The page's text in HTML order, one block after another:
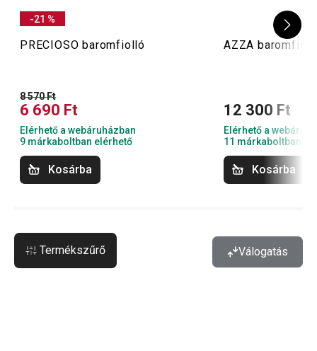
-21 %
PRECIOSO baromfiolló
8 570 Ft
6 690 Ft
Elérhető a webáruházban
9 márkaboltban elérhető
Kosárba
AZZA
12 300 Ft
Elérhető a
11 márkaboltban
Kosárba
Termékszűrő Válogatás